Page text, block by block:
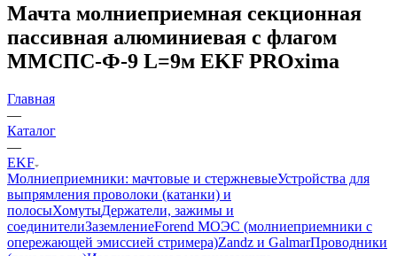
Мачта молниеприемная секционная
пассивная алюминиевая c флагом
ММСПС-Ф-9 L=9м EKF PROxima
Главная
—
Каталог
—
EKF
Молниеприемники: мачтовые и стержневыеУстройства для
выпрямления проволоки (катанки) и
полосыХомутыДержатели, зажимы и
соединителиЗаземлениеForend МОЭС (молниеприемники с
опережающей эмиссией стримера)Zandz и GalmarПроводники